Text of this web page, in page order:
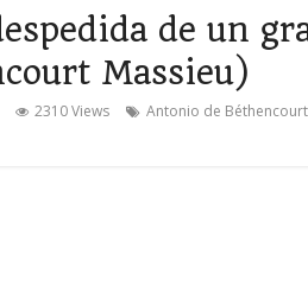
de un
Massieu)
2310 Views Antonio de